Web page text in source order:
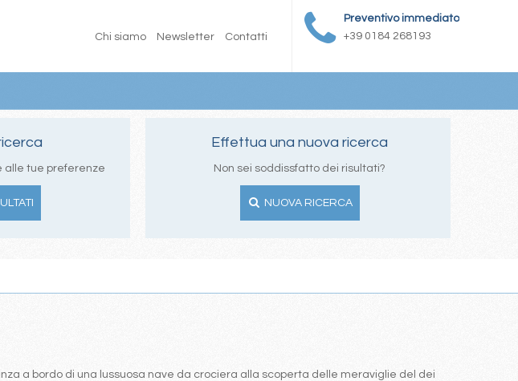
Preventivo immediato
+39 0184 268193
Chi siamo Newsletter Contatti
alle tue preferenze
Effettua una nuova ricerca
Non sei soddissfatto dei risultati?
NUOVA RICERCA
a bordo di una lussuosa nave da crociera alla scoperta delle meraviglie del dei